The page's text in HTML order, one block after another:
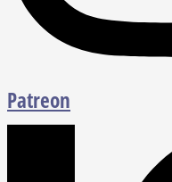
Patreon